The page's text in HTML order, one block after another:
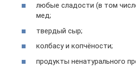
любые сладости (в том
мед;
твердый сыр;
колбасу и копчёности;
продукты ненатурального